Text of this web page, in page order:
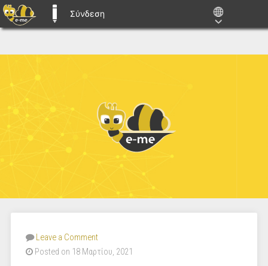
E-ME BLOGS
Σύνδεση
Leave a Comment
Posted on 18 Μαρτίου, 2021